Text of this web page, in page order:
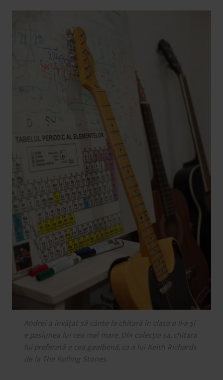
Andrei a învățat să cânte la chitară în clasa a II-a și
e pasiunea lui cea mai mare. Din colecția sa, chitara
lui preferată e cea gaalbenă, ca a lui Keith Richards
de la The Rolling Stones.